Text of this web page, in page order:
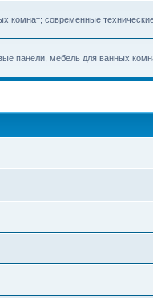
комнат; современные
панели, мебель для ванных